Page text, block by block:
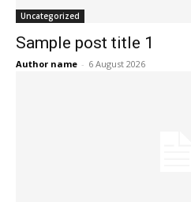
Uncategorized
Sample post title 1
Author name - 6 August 2026